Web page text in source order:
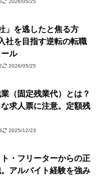
2026/05/25
」を逃したと焦る方
社を目指す逆転の転職
ル
2026/05/25
（固定残業代）とは？
求人票に注意。定額残
2025/12/23
・フリーターからの正
アルバイト経験を強み